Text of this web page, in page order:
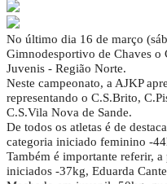
No último dia 16 de março
Gimnodesportivo de Chaves o
Juvenis - Região Norte.
Neste campeonato, a AJKP
representando o C.S.Brito,
C.S.Vila Nova de Sande.
De todos os atletas é de
categoria iniciado feminino -
Também é importante referir,
iniciados -37kg, Eduarda